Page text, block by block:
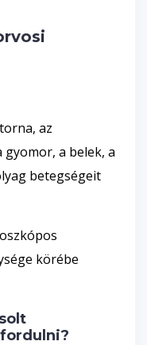
az
a belek, a
betegségeit
körébe